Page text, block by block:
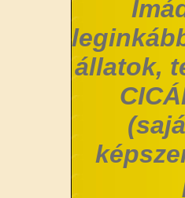
állatok,